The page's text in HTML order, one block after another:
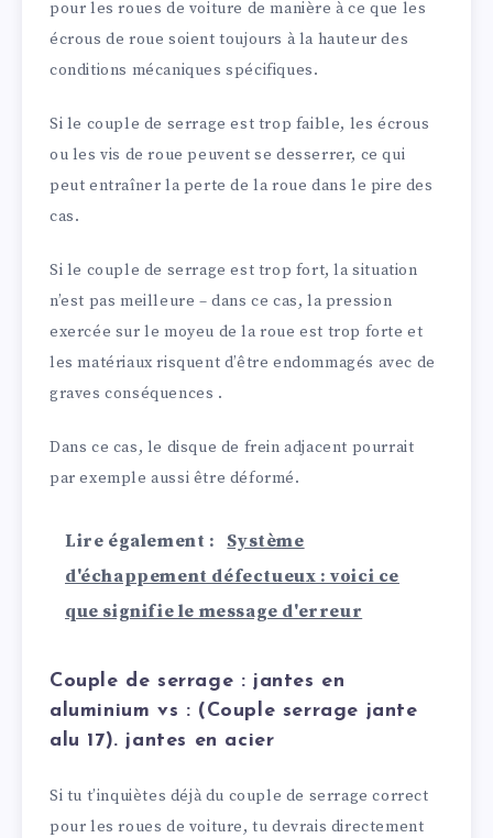
pour les roues de voiture de manière à ce que les
écrous de roue soient toujours à la hauteur des
conditions mécaniques spécifiques.
Si le couple de serrage est trop faible, les écrous
ou les vis de roue peuvent se desserrer, ce qui
peut entraîner la perte de la roue dans le pire des
cas.
Si le couple de serrage est trop fort, la situation
n’est pas meilleure – dans ce cas, la pression
exercée sur le moyeu de la roue est trop forte et
les matériaux risquent d’être endommagés avec de
graves conséquences .
Dans ce cas, le disque de frein adjacent pourrait
par exemple aussi être déformé.
Lire également :
Système
d'échappement défectueux : voici ce
que signifie le message d'erreur
Couple de serrage : jantes en
aluminium vs : (Couple serrage jante
alu 17). jantes en acier
Si tu t’inquiètes déjà du couple de serrage correct
pour les roues de voiture, tu devrais directement